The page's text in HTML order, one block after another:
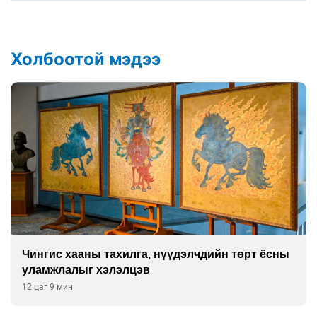
Холбоотой мэдээ
Чингис хааны тахилга, нүүдэлчдийн төрт ёсны
уламжлалыг хэлэлцэв
12 цаг 9 мин